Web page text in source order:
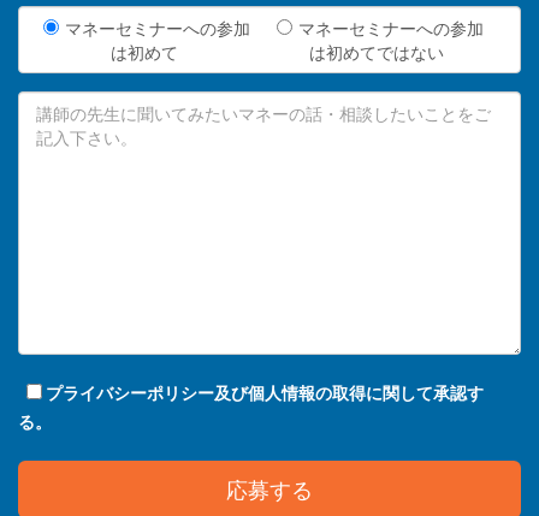
マネーセミナーへの参加
は初めて
マネーセミナーへの参加
は初めてではない
プライバシーポリシー及び個人情報の取得に関して承認す
る。